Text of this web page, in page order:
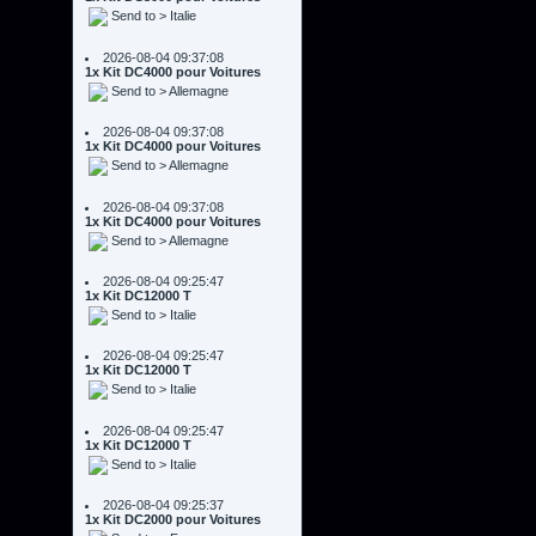
2026-08-04 09:37:08
1x Kit DC4000 pour Voitures
Send to > Allemagne
2026-08-04 09:37:08
1x Kit DC4000 pour Voitures
Send to > Allemagne
2026-08-04 09:37:08
1x Kit DC4000 pour Voitures
Send to > Allemagne
2026-08-04 09:25:47
1x Kit DC12000 T
Send to > Italie
2026-08-04 09:25:47
1x Kit DC12000 T
Send to > Italie
2026-08-04 09:25:47
1x Kit DC12000 T
Send to > Italie
2026-08-04 09:25:37
1x Kit DC2000 pour Voitures
Send to > France